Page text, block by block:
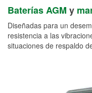
Baterías AGM y
Diseñadas para un
resistencia a las
situaciones de respaldo